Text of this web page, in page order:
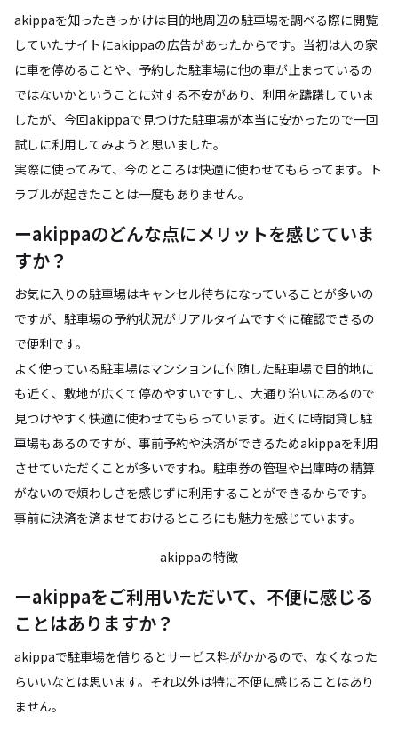
akippaを知ったきっかけは目的地周辺の駐車場を調べる際に閲覧
していたサイトにakippaの広告があったからです。当初は人の家
に車を停めることや、予約した駐車場に他の車が止まっているの
ではないかということに対する不安があり、利用を躊躇していま
したが、今回akippaで見つけた駐車場が本当に安かったので一回
試しに利用してみようと思いました。
実際に使ってみて、今のところは快適に使わせてもらってます。ト
ラブルが起きたことは一度もありません。
ーakippaのどんな点にメリットを感じていま
すか？
お気に入りの駐車場はキャンセル待ちになっていることが多いの
ですが、駐車場の予約状況がリアルタイムですぐに確認できるの
で便利です。
よく使っている駐車場はマンションに付随した駐車場で目的地に
も近く、敷地が広くて停めやすいですし、大通り沿いにあるので
見つけやすく快適に使わせてもらっています。近くに時間貸し駐
車場もあるのですが、事前予約や決済ができるためakippaを利用
させていただくことが多いですね。駐車券の管理や出庫時の精算
がないので煩わしさを感じずに利用することができるからです。
事前に決済を済ませておけるところにも魅力を感じています。
akippaの特徴
ーakippaをご利用いただいて、不便に感じる
ことはありますか？
akippaで駐車場を借りるとサービス料がかかるので、なくなった
らいいなとは思います。それ以外は特に不便に感じることはあり
ません。